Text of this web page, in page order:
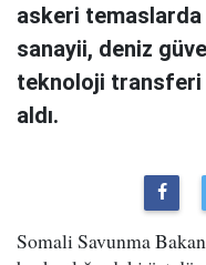
askeri temaslarda
sanayii, deniz
teknoloji transferi
aldı.
Somali Savunma